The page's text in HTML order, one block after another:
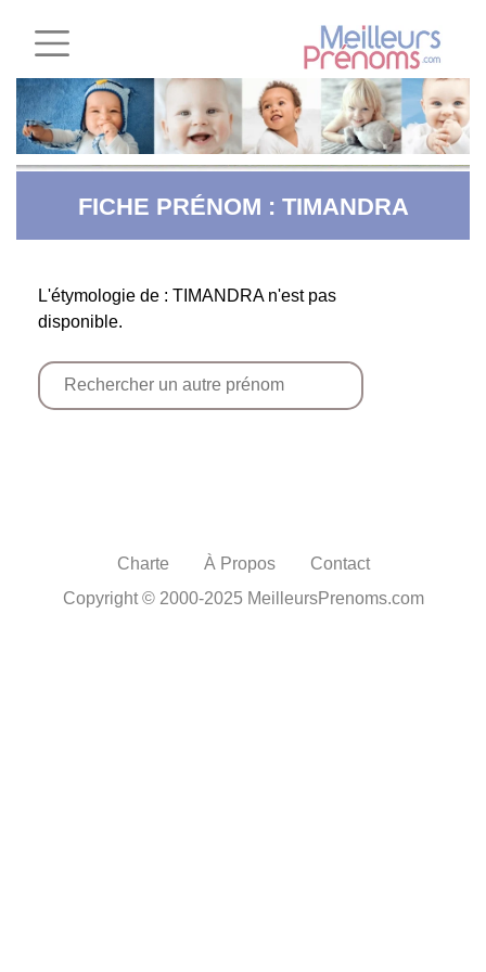
FICHE PRÉNOM : TIMANDRA
L'étymologie de : TIMANDRA n'est pas
disponible.
Charte À Propos
Contact
Copyright © 2000-2025 MeilleursPrenoms.com